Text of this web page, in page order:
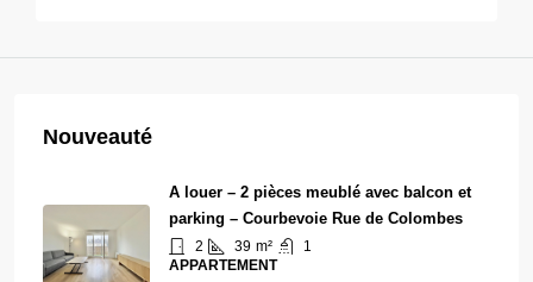
Nouveauté
A louer – 2 pièces meublé avec balcon et
parking – Courbevoie Rue de Colombes
2 39 m²
1
APPARTEMENT